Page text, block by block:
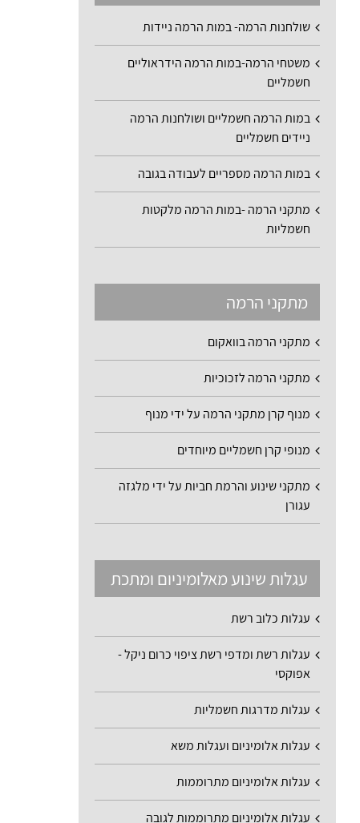
שולחנות הרמה- במות הרמה ניידות
משטחי הרמה-במות הרמה הידראוליים
חשמליים
במות הרמה חשמליים ושולחנות הרמה
ניידים חשמליים
במות הרמה מספריים לעבודה בגובה
מתקני הרמה -במות הרמה מלקטות
חשמליות
מתקני הרמה
מתקני הרמה בוואקום
מתקני הרמה לזכוכיות
מנוף קרן מתקני הרמה על ידי מנוף
מנופי קרן חשמליים מיוחדים
מתקני שינוע והרמת חביות על ידי מלגזה
עגורן
עגלות שינוע מאלומיניום ומתכת
עגלות כלוב רשת
עגלות רשת ומדפי רשת ציפוי כרום ניקל -
אפוקסי
עגלות מדרגות חשמליות
עגלות אלומיניום ועגלות משא
עגלות אלומיניום מתרוממות
עגלות אלומיניום מתרוממות לגובה